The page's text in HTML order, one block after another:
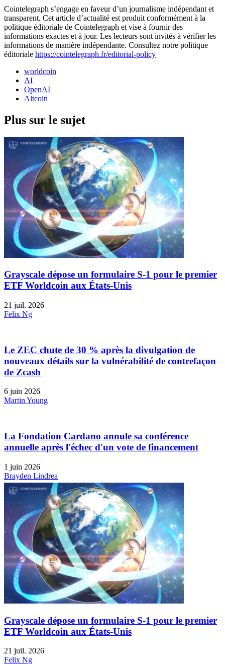
Cointelegraph s’engage en faveur d’un journalisme indépendant et
transparent. Cet article d’actualité est produit conformément à la
politique éditoriale de Cointelegraph et vise à fournir des
informations exactes et à jour. Les lecteurs sont invités à vérifier les
informations de manière indépendante. Consultez notre politique
éditoriale https://cointelegraph.fr/editorial-policy
worldcoin
AI
OpenAI
Altcoin
Plus sur le sujet
Grayscale dépose un formulaire S-1 pour le premier
ETF Worldcoin aux États-Unis
21 juil. 2026
Felix Ng
Le ZEC chute de 30 % après la divulgation de
nouveaux détails sur la vulnérabilité de contrefaçon
de Zcash
6 juin 2026
Martin Young
La Fondation Cardano annule sa conférence
annuelle après l'échec d'un vote de financement
1 juin 2026
Brayden Lindrea
Grayscale dépose un formulaire S-1 pour le premier
ETF Worldcoin aux États-Unis
21 juil. 2026
Felix Ng